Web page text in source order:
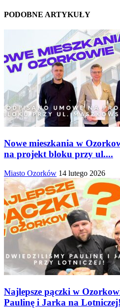
PODOBNE ARTYKUŁY
Nowe mieszkania w
na projekt bloku przy ul....
Miasto Ozorków 14 lutego 2026
Najlepsze pączki w
Paulinę i Jarka na Lotniczej!